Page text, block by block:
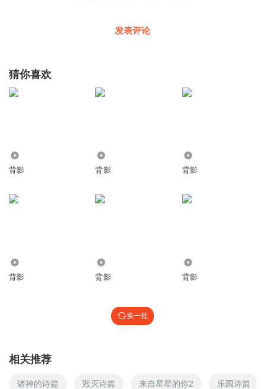
发表评论
猜你喜欢
背影 背影 背影
背影 背影 背影
换一批
相关推荐
诸神的诗篇 毁灭诗篇 来自星星的你2 乐园诗篇